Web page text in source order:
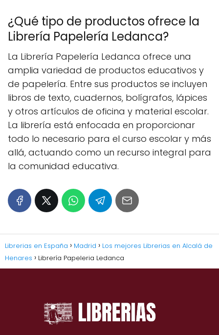
¿Qué tipo de productos ofrece la
Librería Papelería Ledanca?
La Librería Papelería Ledanca ofrece una
amplia variedad de productos educativos y
de papelería. Entre sus productos se incluyen
libros de texto, cuadernos, bolígrafos, lápices
y otros artículos de oficina y material escolar.
La librería está enfocada en proporcionar
todo lo necesario para el curso escolar y más
allá, actuando como un recurso integral para
la comunidad educativa.
Librerias en España Madrid
Los mejores Librerias en Alcalá de
Henares
Librería Papeleria Ledanca